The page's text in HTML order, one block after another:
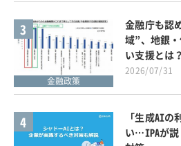
3
金融政策
金融庁も認
域”、地銀
い支援とは？
2026/07/31
4
「生成AIの
い…IPAが説